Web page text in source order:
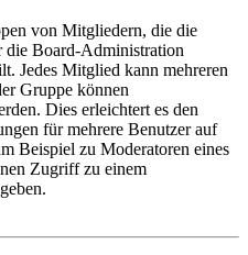
von Mitgliedern, die die
die Board-Administration
Jedes Mitglied kann mehreren
Gruppe können
Dies erleichtert es den
für mehrere Benutzer auf
Beispiel zu Moderatoren eines
Zugriff zu einem